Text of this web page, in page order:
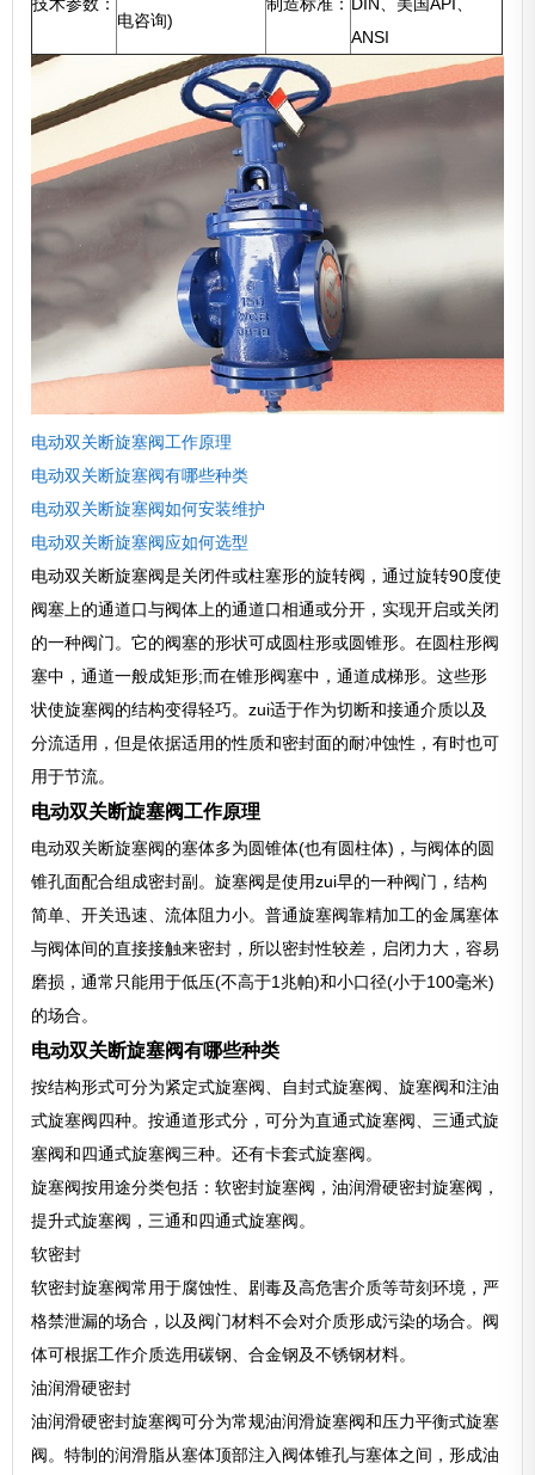
技术参数：
电咨询)
制造标准： DIN、美国API、
ANSI
电动双关断旋塞阀工作原理
电动双关断旋塞阀有哪些种类
电动双关断旋塞阀如何安装维护
电动双关断旋塞阀应如何选型
电动双关断旋塞阀是关闭件或柱塞形的旋转阀，通过旋转90度使
阀塞上的通道口与阀体上的通道口相通或分开，实现开启或关闭
的一种阀门。它的阀塞的形状可成圆柱形或圆锥形。在圆柱形阀
塞中，通道一般成矩形;而在锥形阀塞中，通道成梯形。这些形
状使旋塞阀的结构变得轻巧。zui适于作为切断和接通介质以及
分流适用，但是依据适用的性质和密封面的耐冲蚀性，有时也可
用于节流。
电动双关断旋塞阀工作原理
电动双关断旋塞阀的塞体多为圆锥体(也有圆柱体)，与阀体的圆
锥孔面配合组成密封副。旋塞阀是使用zui早的一种阀门，结构
简单、开关迅速、流体阻力小。普通旋塞阀靠精加工的金属塞体
与阀体间的直接接触来密封，所以密封性较差，启闭力大，容易
磨损，通常只能用于低压(不高于1兆帕)和小口径(小于100毫米)
的场合。
电动双关断旋塞阀有哪些种类
按结构形式可分为紧定式旋塞阀、自封式旋塞阀、旋塞阀和注油
式旋塞阀四种。按通道形式分，可分为直通式旋塞阀、三通式旋
塞阀和四通式旋塞阀三种。还有卡套式旋塞阀。
旋塞阀按用途分类包括：软密封旋塞阀，油润滑硬密封旋塞阀，
提升式旋塞阀，三通和四通式旋塞阀。
软密封
软密封旋塞阀常用于腐蚀性、剧毒及高危害介质等苛刻环境，严
格禁泄漏的场合，以及阀门材料不会对介质形成污染的场合。阀
体可根据工作介质选用碳钢、合金钢及不锈钢材料。
油润滑硬密封
油润滑硬密封旋塞阀可分为常规油润滑旋塞阀和压力平衡式旋塞
阀。特制的润滑脂从塞体顶部注入阀体锥孔与塞体之间，形成油